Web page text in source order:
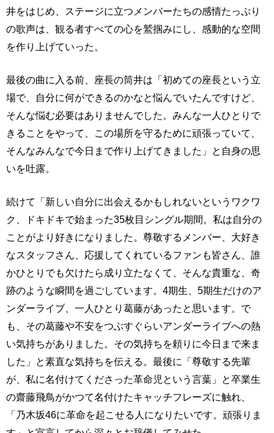
井をはじめ、ステージに立つメンバーたちの感情たっぷり
の歌声は、観る者すべての心を鷲掴みにし、感動的な空間
を作り上げていった。
最後の曲に入る前、座長の筒井は「初めての座長という立
場で、自分に何ができるのかなと悩んでいたんですけど、
そんな悩む必要はありませんでした。みんな一人ひとりで
きることをやって、この場所を守るために頑張っていて、
そんなみんなで今日まで作り上げてきました」と自身の思
いを吐露。
続けて「新しい自分に出会えるかもしれないというワクワ
ク、ドキドキで始まった35枚目シングル期間。私は自分の
ことがより好きになりました。尊敬するメンバー、大好き
なスタッフさん、応援してくれているファンも皆さん、誰
かひとりでも欠けたら成り立たなくて、そんな貴重な、奇
跡のような瞬間を過ごしています。4期生、5期生だけのア
ンダーライブ、一人ひとり葛藤があったと思います。で
も、その葛藤や不安をつぶすぐらいアンダーライブへの熱
い気持ちがありました。その気持ちを頼りに今日まで来ま
した」と素直な気持ちを伝える。最後に「尊敬する先輩
が、私に名付けてくださった革命児という言葉」と卒業生
の齋藤飛鳥がかつて名付けたキャッチフレーズに触れ、
「乃木坂46に革命を起こせる人になりたいです。頑張りま